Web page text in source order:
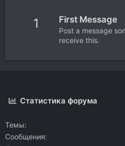
1 First Message
Post a message
receive this.
Статистика форума
Темы
Сообщения